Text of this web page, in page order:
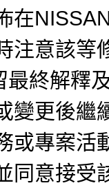
在
注意該等
最終解釋
變更後繼
或專案活
同意接受